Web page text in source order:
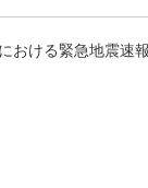
おける緊急地震速